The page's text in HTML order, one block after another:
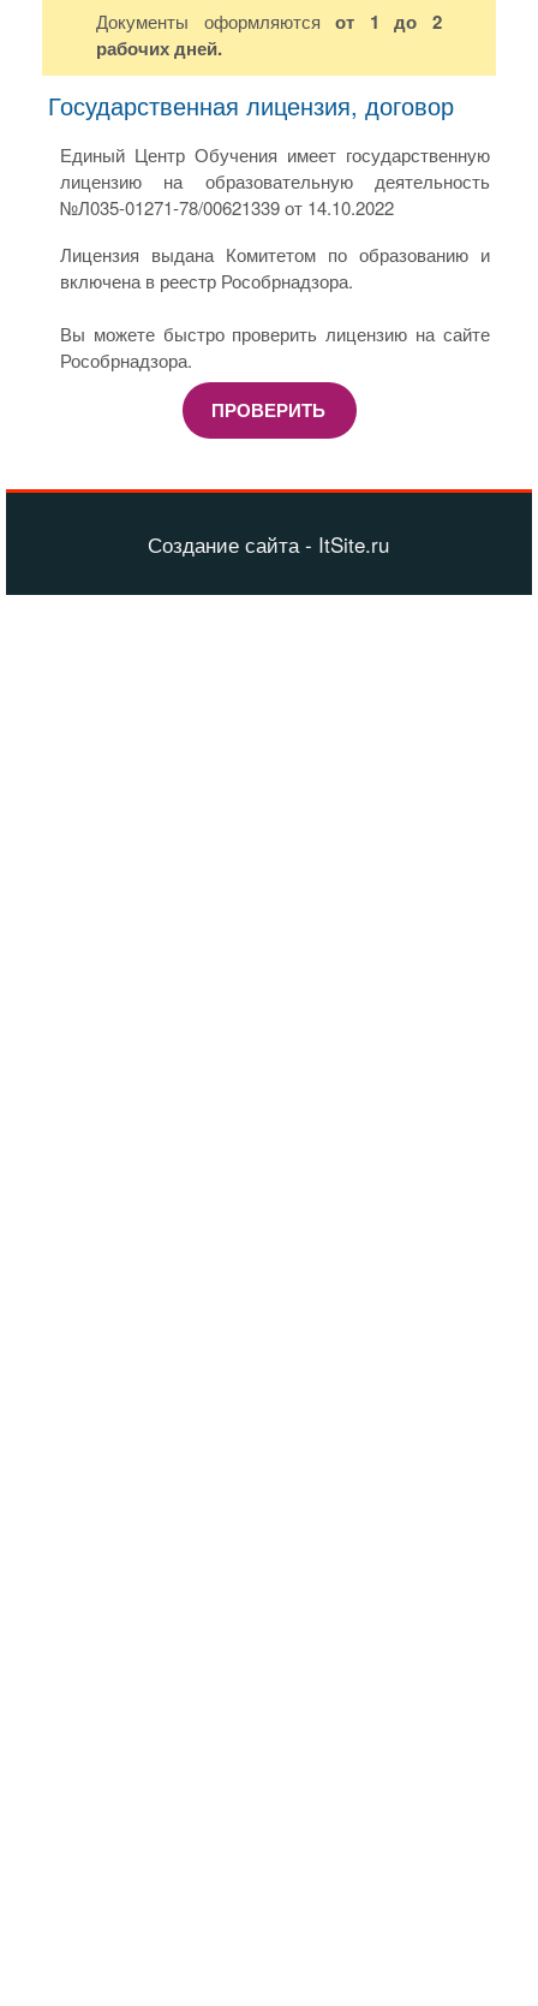
Документы оформляютсяот 1 до 2
рабочих дней.
Государственная лицензия, договор
Единый Центр Обучения имеет государственную
лицензию на образовательную деятельность
№Л035-01271-78/00621339 от 14.10.2022
Лицензия выдана Комитетом по образованию и
включена в реестр Рособрнадзора.
Вы можете быстро проверить лицензию на сайте
Рособрнадзора.
ПРОВЕРИТЬ
Создание сайта - ItSite.ru